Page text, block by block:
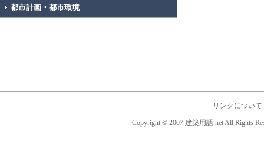
都市計画・都市環境
リンクについて
Copyright © 2007 建築用語.net All Rights